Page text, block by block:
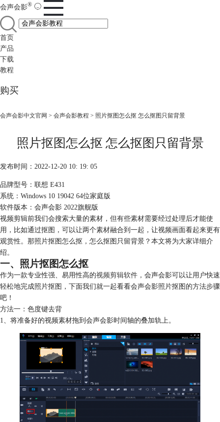
会声会影®
首页
产品
下载
教程
购买
会声会影中文官网 > 会声会影教程 > 照片抠图怎么抠 怎么抠图只留背景
照片抠图怎么抠 怎么抠图只留背景
发布时间：2022-12-20 10: 19: 05
品牌型号：联想 E431
系统：Windows 10 19042 64位家庭版
软件版本：会声会影 2022旗舰版
视频剪辑前我们会搜索大量的素材，但有些素材需要经过处理后才能使
用，比如通过抠图，可以让两个素材融合到一起，让视频画面看起来更有
观赏性。那照片抠图怎么抠，怎么抠图只留背景？本文将为大家详细介
绍。
一、照片抠图怎么抠
作为一款专业性强、易用性高的视频剪辑软件 ，会声会影可以让用户快速
轻松地完成照片抠图，下面我们就一起看看会声会影照片抠图的方法步骤
吧！
方法一：色度键去背
1、将准备好的视频素材拖到会声会影时间轴的叠加轨上。